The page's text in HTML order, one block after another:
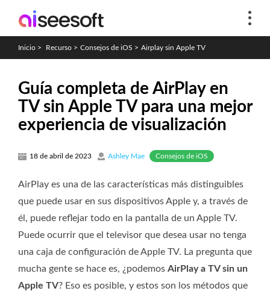
Inicio > Recurso > Consejos de iOS > Airplay sin Apple TV
Guía completa de AirPlay en
TV sin Apple TV para una mejor
experiencia de visualización
18 de abril de 2023 Ashley Mae Consejos de iOS
AirPlay es una de las características más distinguibles
que puede usar en sus dispositivos Apple y, a través de
él, puede reflejar todo en la pantalla de un Apple TV.
Puede ocurrir que el televisor que desea usar no tenga
una caja de configuración de Apple TV. La pregunta que
mucha gente se hace es, ¿podemos AirPlay a TV sin un
Apple TV? Eso es posible, y estos son los métodos que